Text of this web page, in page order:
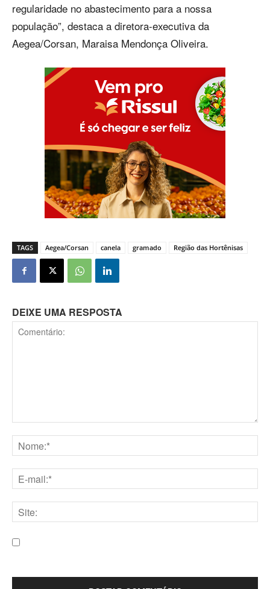
regularidade no abastecimento para a nossa
população”, destaca a diretora-executiva da
Aegea/Corsan, Maraisa Mendonça Oliveira.
TAGS Aegea/Corsan canela gramado Região das Hortênisas
DEIXE UMA RESPOSTA
mail:*